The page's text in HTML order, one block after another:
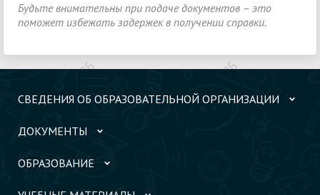
Будьте внимательны при подаче документов – это
поможет избежать задержек в получении справки.
СВЕДЕНИЯ ОБ ОБРАЗОВАТЕЛЬНОЙ ОРГАНИЗАЦИИ
ДОКУМЕНТЫ
ОБРАЗОВАНИЕ